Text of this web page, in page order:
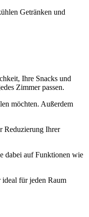
Getränken und
Ihre Snacks und
Zimmer passen.
möchten. Außerdem
Reduzierung Ihrer
dabei auf Funktionen wie
für jeden Raum